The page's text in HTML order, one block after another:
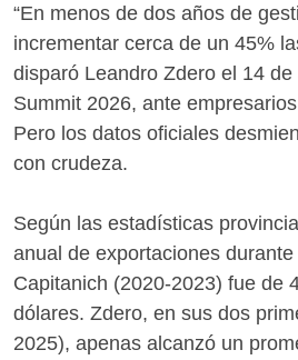
“En menos de dos años de
incrementar cerca de un 45%
disparó Leandro Zdero el 14
Summit 2026, ante
Pero los datos oficiales
con crudeza.
Según las estadísticas
anual de exportaciones
Capitanich (2020-2023) fue de
dólares. Zdero, en sus dos
2025), apenas alcanzó un